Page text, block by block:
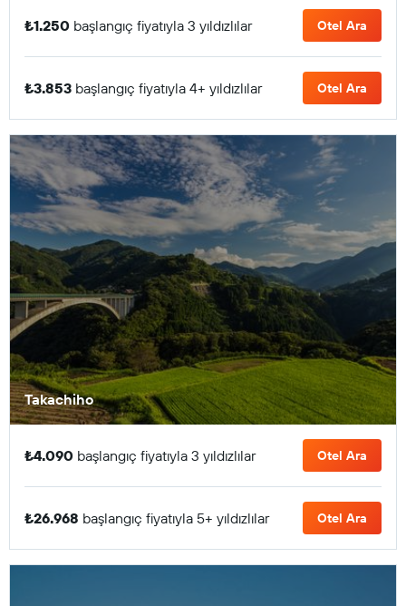
₺1.250 başlangıç fiyatıyla 3 yıldızlılar Otel Ara
₺3.853 başlangıç fiyatıyla 4+ yıldızlılar Otel Ara
Takachiho
₺4.090 başlangıç fiyatıyla 3 yıldızlılar Otel Ara
₺26.968 başlangıç fiyatıyla 5+ yıldızlılar Otel Ara